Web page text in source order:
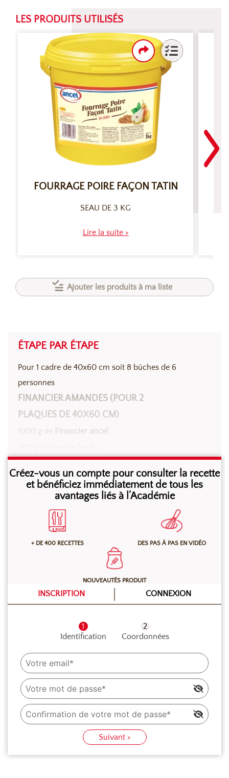
LES PRODUITS UTILISÉS
FOURRAGE POIRE FAÇON TATIN
SEAU DE 3 KG
Lire la suite >
Ajouter les produits à ma liste
ÉTAPE PAR ÉTAPE
Pour 1 cadre de 40x60 cm soit 8 bûches de 6
personnes
FINANCIER AMANDES (POUR 2
PLAQUES DE 40X60 CM)
1000 g de Financier ancel
Mélanger tous les ingrédients jusqu’à obtention d’une
masse homogène puis diviser la masse sur 2 tapis de
cuisson à bords de 40×60 cm. Cuire environ 15
minutes à 170°C. Laisser refroidir dans le cadre.
Créez-vous un compte pour consulter la recette
et bénéficiez immédiatement de tous les
avantages liés à l’Académie
+ DE 400 RECETTES DES PAS À PAS EN VIDÉO
NOUVEAUTÉS PRODUIT
INSCRIPTION CONNEXION
Identification Coordonnées
Suivant >